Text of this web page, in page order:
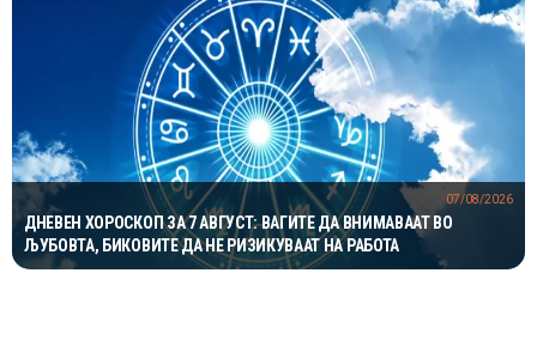
ДНЕВЕН ХОРОСКОП ЗА 7 АВГУСТ: ВАГИТЕ ДА ВНИМАВААТ ВО
ЉУБОВТА, БИКОВИТЕ ДА НЕ РИЗИКУВААТ НА РАБОТА
07/08/2026